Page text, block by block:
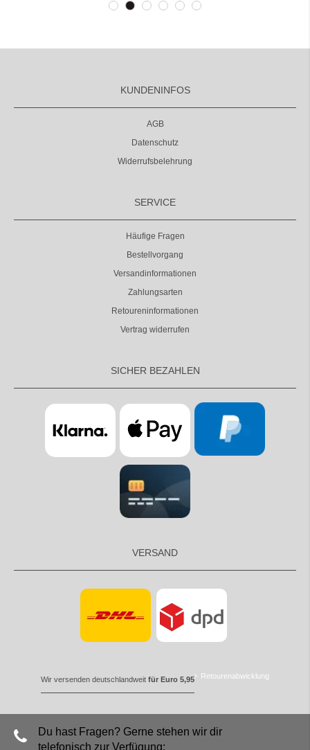
KUNDENINFOS
AGB
Datenschutz
Widerrufsbelehrung
SERVICE
Häufige Fragen
Bestellvorgang
Versandinformationen
Zahlungsarten
Retoureninformationen
Vertrag widerrufen
SICHER BEZAHLEN
VERSAND
Wir versenden deutschlandweit für Euro 5,95 Retourenabwicklung
Du hast Fragen? Gerne stehen wir dir
telefonisch zur Verfügung: